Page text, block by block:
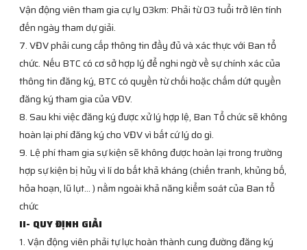
Vận động viên tham gia cự ly 03km: Phải từ 03 tuổi trở lên tính
đến ngày tham dự giải.
7. VĐV phải cung cấp thông tin đầy đủ và xác thực với Ban tổ
chức. Nếu BTC có cơ sở hợp lý để nghi ngờ về sự chính xác của
thông tin đăng ký, BTC có quyền từ chối hoặc chấm dứt quyền
đăng ký tham gia của VĐV.
8. Sau khi việc đăng ký được xử lý hợp lệ, Ban Tổ chức sẽ không
hoàn lại phí đăng ký cho VĐV vì bất cứ lý do gì.
9. Lệ phí tham gia sự kiện sẽ không được hoàn lại trong trường
hợp sự kiện bị hủy vì lí do bất khả kháng (chiến tranh, khủng bố,
hỏa hoạn, lũ lụt… ) nằm ngoài khả năng kiểm soát của Ban tổ
chức
II- QUY ĐỊNH GIẢI
1. Vận động viên phải tự lực hoàn thành cung đường đăng ký